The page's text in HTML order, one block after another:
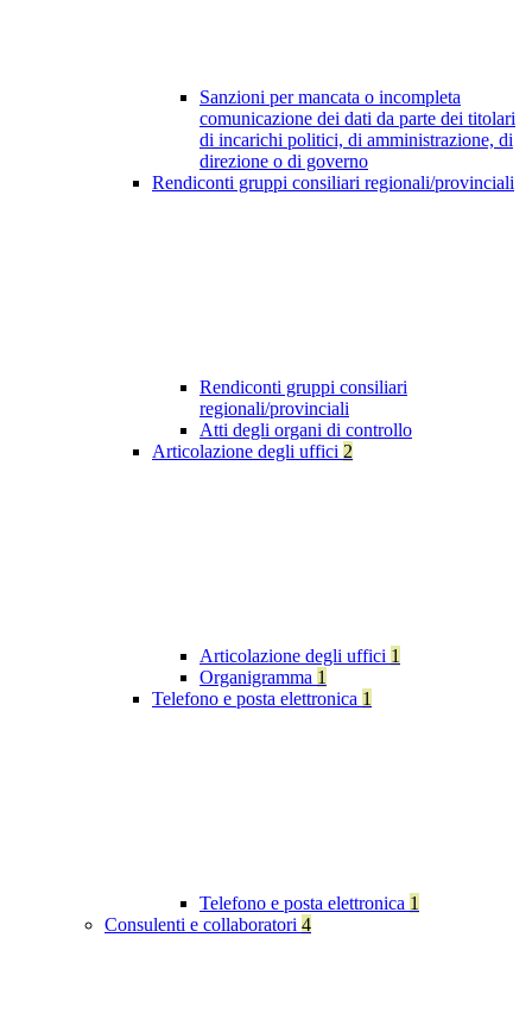
Sanzioni per mancata o incompleta
comunicazione dei dati da parte dei titolari
di incarichi politici, di amministrazione, di
direzione o di governo
Rendiconti gruppi consiliari regionali/provinciali
Rendiconti gruppi consiliari
regionali/provinciali
Atti degli organi di controllo
Articolazione degli uffici 2
Articolazione degli uffici 1
Organigramma 1
Telefono e posta elettronica 1
Telefono e posta elettronica 1
Consulenti e collaboratori 4